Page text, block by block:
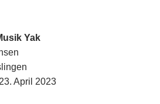
Yak
April 2023